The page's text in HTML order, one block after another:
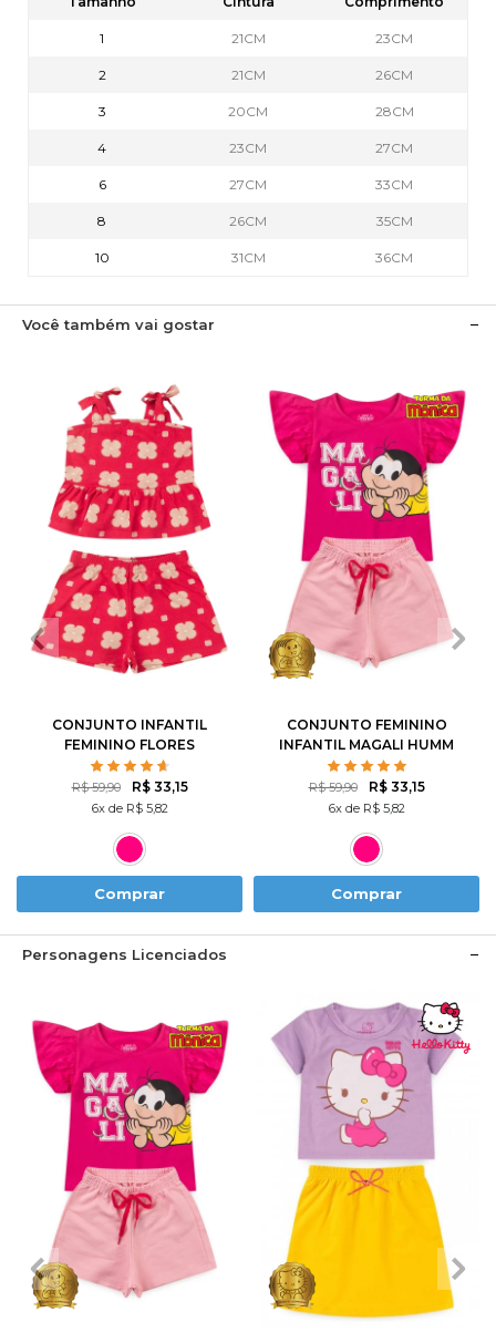
1 21CM 23CM
2 21CM 26CM
3 20CM 28CM
4 23CM 27CM
6 27CM 33CM
8 26CM 35CM
10 31CM 36CM
Você também vai gostar
2 3 8
CONJUNTO INFANTIL
FEMININO FLORES
ROTATIVAS
R$ 59,90 R$ 33,15
6x de R$ 5,82
Comprar
1 6
CONJUNTO FEMININO
INFANTIL MAGALI HUMM
AMO MELANCIA- TURMA
DA MÔNICA
R$ 59,90 R$ 33,15
6x de R$ 5,82
Comprar
Personagens Licenciados
1 6 1 6